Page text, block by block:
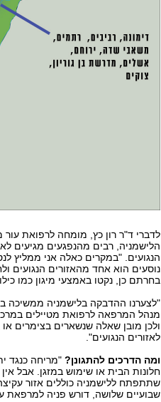
לדברי ד"ר רון כץ, מומחה לרפואת עור
הלישמניה, רבים מהנפגעים מגיעים
הנגועים. "במקרים כאלה אני ממליץ
נוסעים הוא אחד מהאזורים הנגועים
בחרתם כן, נקטו באמצעי מיגון כמו
"לצערנו ההדבקה בלישמניה ממשיכה
מנהל המרפאה לרפואת מטיילים
ולכן מובן שאלה שנשארים בצימרים
לאזורים הנגועים".
ומה הדרכים להתגונן?"מריחה כנגד
חלונות הבית או שימוש במזגן. אבל
שתתפתח ללישמניה כוללים אזור
שבועיים שלושה, דורש פניה למרפאת